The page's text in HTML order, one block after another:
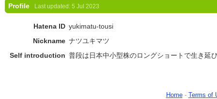
Profile Last updated: 5 Jul 2023
Hatena ID yukimatu-tousi
Nickname ナツユキマツ
Self introduction 普段は日本中小型株のロングショートで生き延
Home- Terms of